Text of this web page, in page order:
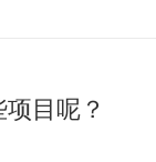
目呢？